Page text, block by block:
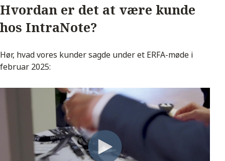
Hvordan er det at være kunde
hos IntraNote?
Hør, hvad vores kunder sagde under et ERFA-møde i
februar 2025: